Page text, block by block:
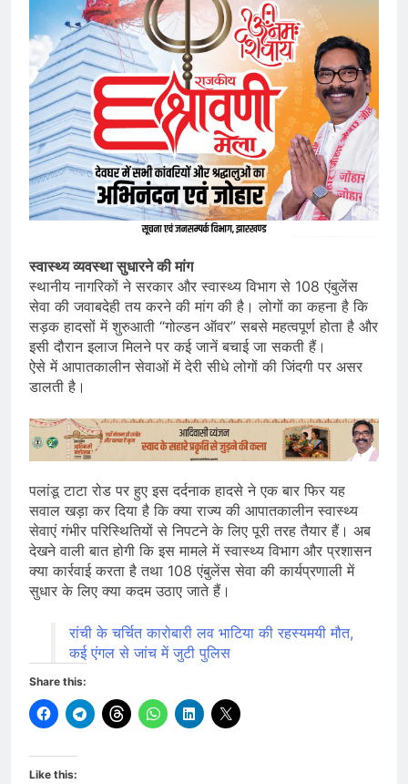
स्वास्थ्य व्यवस्था सुधारने की मांग
स्थानीय नागरिकों ने सरकार और स्वास्थ्य विभाग से 108 एंबुलेंस
सेवा की जवाबदेही तय करने की मांग की है। लोगों का कहना है कि
सड़क हादसों में शुरुआती “गोल्डन ऑवर” सबसे महत्वपूर्ण होता है और
इसी दौरान इलाज मिलने पर कई जानें बचाई जा सकती हैं।
ऐसे में आपातकालीन सेवाओं में देरी सीधे लोगों की जिंदगी पर असर
डालती है।
पलांडू टाटा रोड पर हुए इस दर्दनाक हादसे ने एक बार फिर यह
सवाल खड़ा कर दिया है कि क्या राज्य की आपातकालीन स्वास्थ्य
सेवाएं गंभीर परिस्थितियों से निपटने के लिए पूरी तरह तैयार हैं। अब
देखने वाली बात होगी कि इस मामले में स्वास्थ्य विभाग और प्रशासन
क्या कार्रवाई करता है तथा 108 एंबुलेंस सेवा की कार्यप्रणाली में
सुधार के लिए क्या कदम उठाए जाते हैं।
रांची के चर्चित कारोबारी लव भाटिया की रहस्यमयी मौत,
कई एंगल से जांच में जुटी पुलिस
Share this:
Like this: